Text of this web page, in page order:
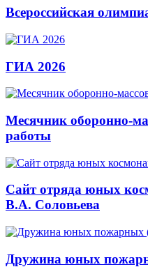
Всероссийская
ГИА 2026
Месячник оборонно-
работы
Сайт отряда юных
В.А. Соловьева
Дружина юных